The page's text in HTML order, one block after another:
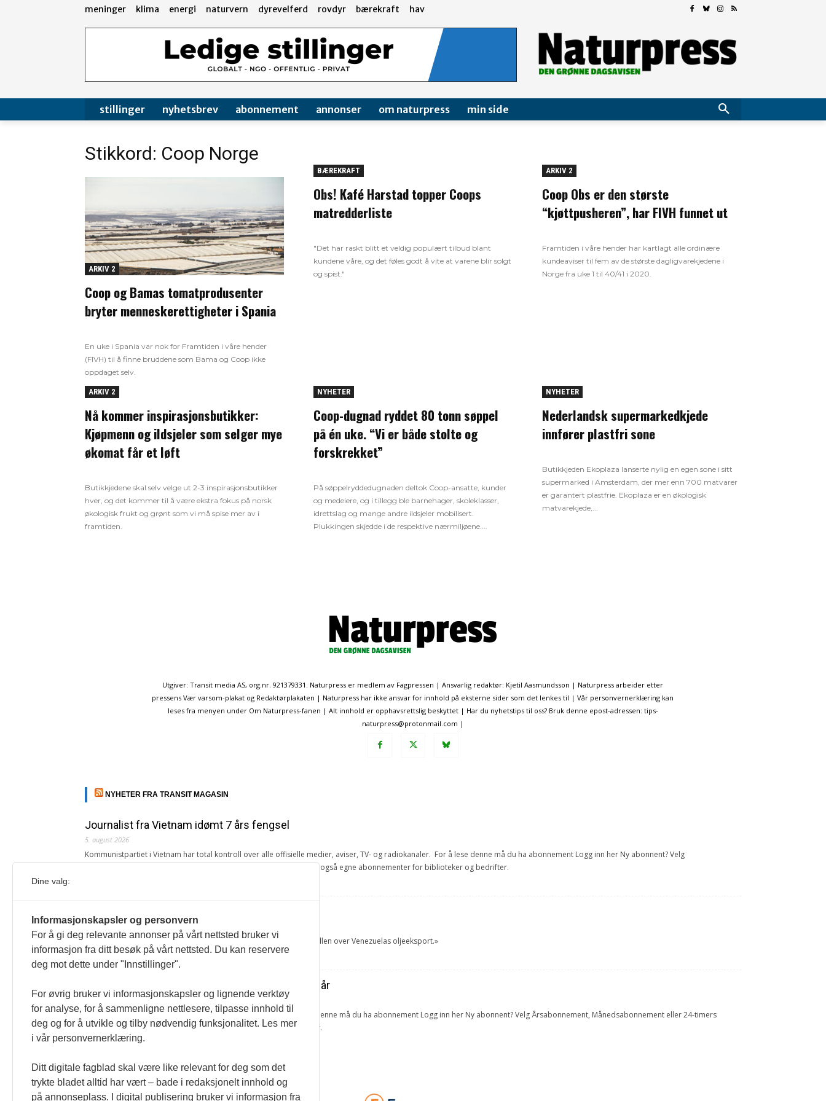
meninger klima energi naturvern dyrevelferd rovdyr bærekraft hav
stillinger nyhetsbrev abonnement annonser om naturpress min side
Stikkord: Coop Norge
ARKIV 2
Coop og Bamas tomatprodusenter
bryter menneskerettigheter i Spania
En uke i Spania var nok for Framtiden i våre hender
(FIVH) til å finne bruddene som Bama og Coop ikke
oppdaget selv.
BÆREKRAFT
Obs! Kafé Harstad topper Coops
matredderliste
"Det har raskt blitt et veldig populært tilbud blant
kundene våre, og det føles godt å vite at varene blir solgt
og spist."
ARKIV 2
Coop Obs er den største
“kjøttpusheren”, har FIVH funnet ut
Framtiden i våre hender har kartlagt alle ordinære
kundeaviser til fem av de største dagligvarekjedene i
Norge fra uke 1 til 40/41 i 2020.
ARKIV 2
Nå kommer inspirasjonsbutikker:
Kjøpmenn og ildsjeler som selger mye
økomat får et løft
Butikkjedene skal selv velge ut 2-3 inspirasjonsbutikker
hver, og det kommer til å være ekstra fokus på norsk
økologisk frukt og grønt som vi må spise mer av i
framtiden.
NYHETER
Coop-dugnad ryddet 80 tonn søppel
på én uke. “Vi er både stolte og
forskrekket”
På søppelryddedugnaden deltok Coop-ansatte, kunder
og medeiere, og i tillegg ble barnehager, skoleklasser,
idrettslag og mange andre ildsjeler mobilisert.
Plukkingen skjedde i de respektive nærmiljøene....
NYHETER
Nederlandsk supermarkedkjede
innfører plastfri sone
Butikkjeden Ekoplaza lanserte nylig en egen sone i sitt
supermarked i Amsterdam, der mer enn 700 matvarer
er garantert plastfrie. Ekoplaza er en økologisk
matvarekjede,...
Utgiver: Transit media AS, org.nr. 921379331. Naturpress er medlem av Fagpressen | Ansvarlig redaktør: Kjetil Aasmundsson | Naturpress arbeider etter
pressens Vær varsom-plakat og Redaktørplakaten | Naturpress har ikke ansvar for innhold på eksterne sider som det lenkes til | Vår personvernerklæring kan
leses fra menyen under Om Naturpress-fanen | Alt innhold er opphavsrettslig beskyttet | Har du nyhetstips til oss? Bruk denne epost-adressen: tips-
naturpress@protonmail.com |
NYHETER FRA TRANSIT MAGASIN
Journalist fra Vietnam idømt 7 års fengsel
5. august 2026
Kommunistpartiet i Vietnam har total kontroll over alle offisielle medier, aviser, TV- og radiokanaler. For å lese denne må du ha abonnement Logg inn her Ny abonnent? Velg
Årsabonnement, Månedsabonnement eller 24-timers tilgang. Vi har også egne abonnementer for biblioteker og bedrifter.
4. august 2026
« Etter at Maduro ble tatt til fange i januar 2026, overtok USA kontrollen over Venezuelas oljeeksport.»
Sonia Zapata, jurist
117,8 millioner er på flukt, en nedgang fra forrige år
1. august 2026
Ville ha tilsvart verdens trettende største land i folketall. For å lese denne må du ha abonnement Logg inn her Ny abonnent? Velg Årsabonnement, Månedsabonnement eller 24-timers
tilgang. Vi har også egne abonnementer for biblioteker og bedrifter.
Redaksjonen
Dine valg:
Informasjonskapsler og personvern
For å gi deg relevante annonser på vårt nettsted bruker vi
informasjon fra ditt besøk på vårt nettsted. Du kan reservere
deg mot dette under "Innstillinger".
For øvrig bruker vi informasjonskapsler og lignende verktøy
for analyse, for å sammenligne nettlesere, tilpasse innhold til
deg og for å utvikle og tilby nødvendig funksjonalitet. Les mer
i vår personvernerklæring.
Ditt digitale fagblad skal være like relevant for deg som det
trykte bladet alltid har vært – bade i redaksjonelt innhold og
på annonseplass. I digital publisering bruker vi informasjon fra